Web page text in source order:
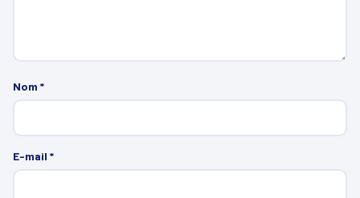
Nom *
E-mail *